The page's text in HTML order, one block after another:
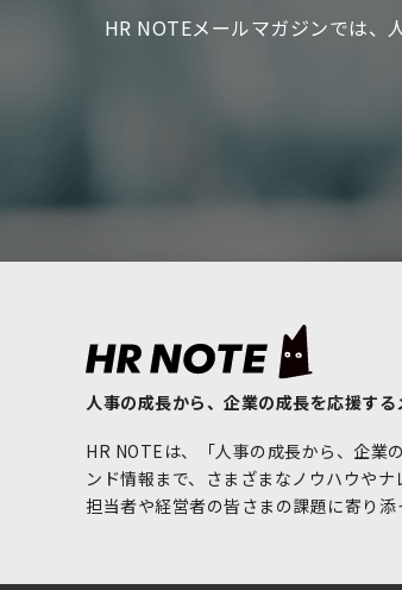
HR NOTEメールマガジンでは、
人事の成長から、企業の成長を応援する
HR NOTEは、「人事の成長から、企業
ンド情報まで、さまざまなノウハウや
担当者や経営者の皆さまの課題に寄り添